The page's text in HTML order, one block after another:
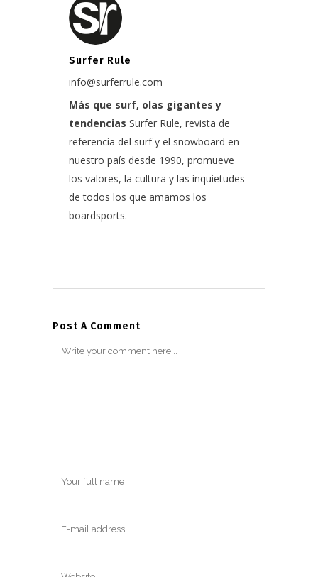
Surfer Rule
info@surferrule.com
Más que surf, olas gigantes y
tendencias Surfer Rule, revista de
referencia del surf y el snowboard en
nuestro país desde 1990, promueve
los valores, la cultura y las inquietudes
de todos los que amamos los
boardsports.
Post A Comment